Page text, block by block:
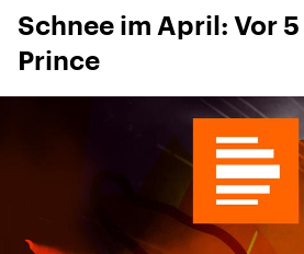
Schnee im April: Vor
Prince